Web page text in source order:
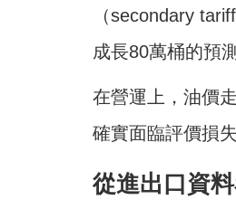
（secondary
成長80萬桶的預
在營運上，油價
確實面臨評價損
從進出口資